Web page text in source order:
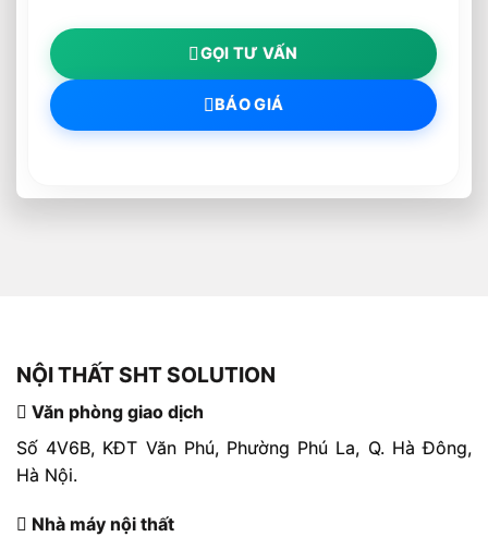
GỌI TƯ VẤN
BÁO GIÁ
NỘI THẤT SHT SOLUTION
Văn phòng giao dịch
Số 4V6B, KĐT Văn Phú, Phường Phú La, Q. Hà Đông,
Hà Nội.
Nhà máy nội thất